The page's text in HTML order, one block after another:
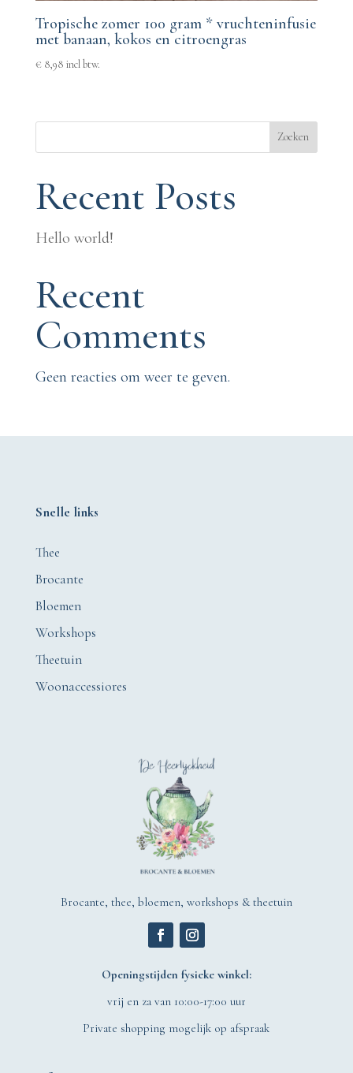
Tropische zomer 100 gram * vruchteninfusie
met banaan, kokos en citroengras
€8,98 incl btw.
Zoeken
Recent Posts
Hello world!
Recent
Comments
Geen reacties om weer te geven.
Snelle links
Thee
Brocante
Bloemen
Workshops
Theetuin
Woonaccessiores
Brocante, thee, bloemen, workshops & theetuin
Openingstijden fysieke winkel:
vrij en za van 10:00-17:00 uur
Private shopping mogelijk op afspraak